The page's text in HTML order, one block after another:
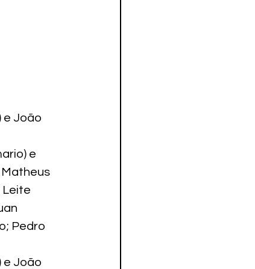
e João
e
Matheus
Leite
Pedro
e João